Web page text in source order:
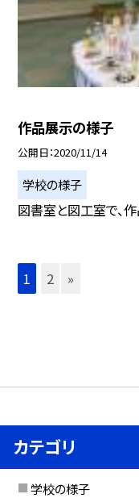
作品展示の様子
公開日 2020/11/14
学校の様子
図書室と図工室で、
1 2 »
カテゴリ
学校の様子